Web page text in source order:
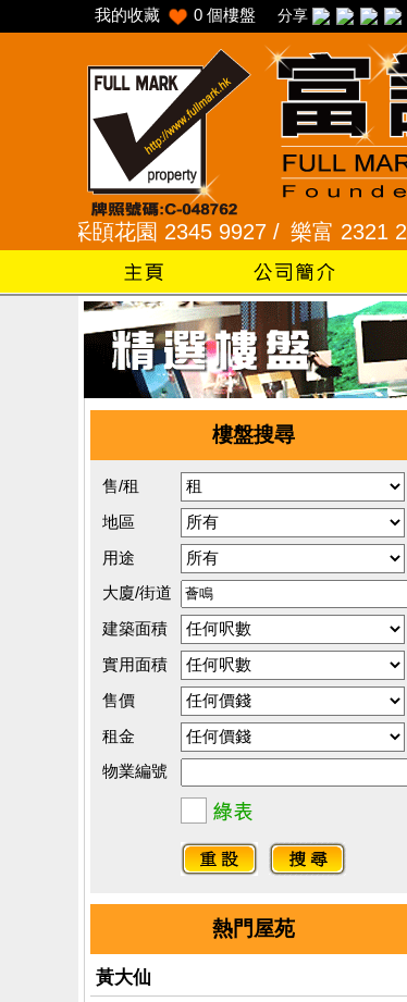
我的收藏 0 個樓盤 分享
采頣花園 2345 9927 /樂富 2321 2287 /
樓盤搜尋
售/租
地區
用途
大廈/街道
建築面積
實用面積
售價
租金
物業編號
熱門屋苑
黃大仙